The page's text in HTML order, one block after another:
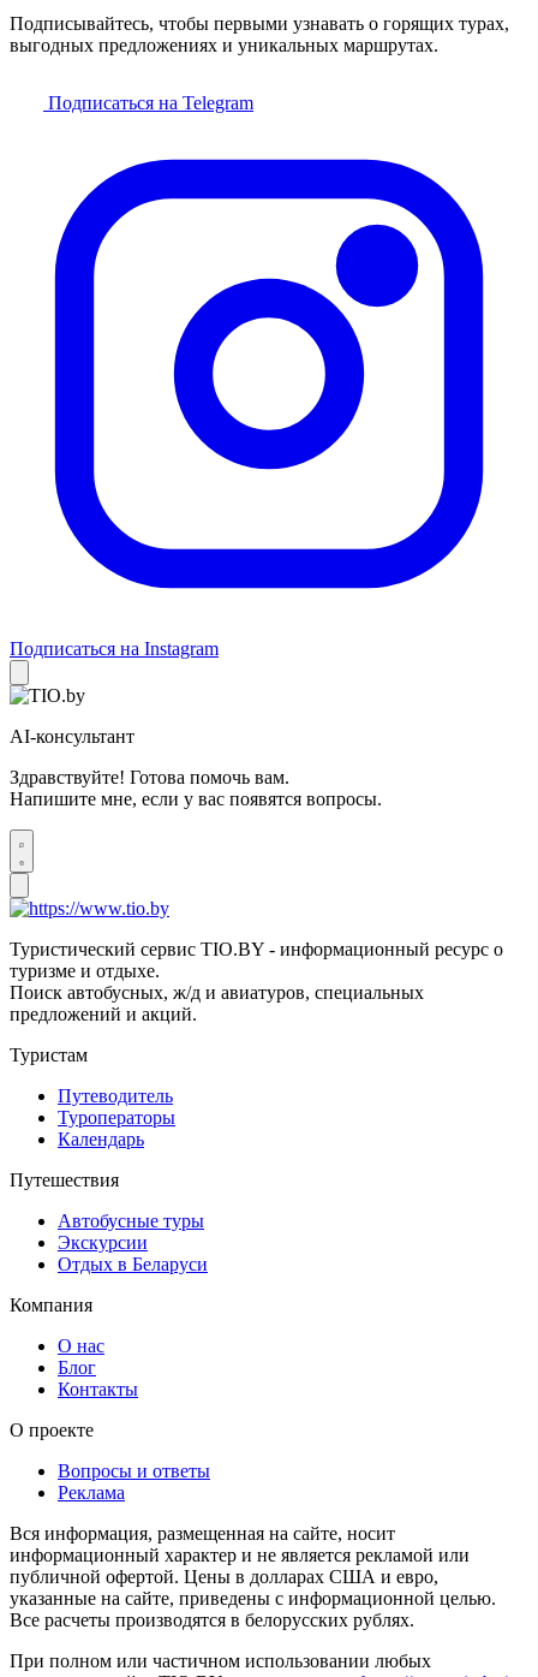
Подписывайтесь, чтобы первыми узнавать о горящих турах,
выгодных предложениях и уникальных маршрутах.
Подписаться на Telegram
Подписаться на Instagram
AI-консультант
Здравствуйте! Готова помочь вам.
Напишите мне, если у вас появятся вопросы.
Туристический сервис TIO.BY - информационный ресурс о
туризме и отдыхе.
Поиск автобусных, ж/д и авиатуров, специальных
предложений и акций.
Туристам
Путеводитель
Туроператоры
Календарь
Путешествия
Автобусные туры
Экскурсии
Отдых в Беларуси
Компания
О нас
Блог
Контакты
О проекте
Вопросы и ответы
Реклама
Вся информация, размещенная на сайте, носит
информационный характер и не является рекламой или
публичной офертой. Цены в долларах США и евро,
указанные на сайте, приведены с информационной целью.
Все расчеты производятся в белорусских рублях.
При полном или частичном использовании любых